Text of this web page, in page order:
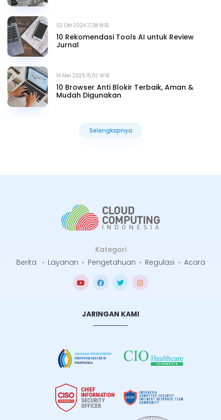
02 Okt 2024 17.38 WIB
10 Rekomendasi Tools AI untuk Review
Jurnal
14 Mei 2025 15.02 WIB
10 Browser Anti Blokir Terbaik, Aman &
Mudah Digunakan
Selengkapnya
Kategori
Berita
• Layanan • Pengetahuan • Regulasi • Acara
JARINGAN KAMI